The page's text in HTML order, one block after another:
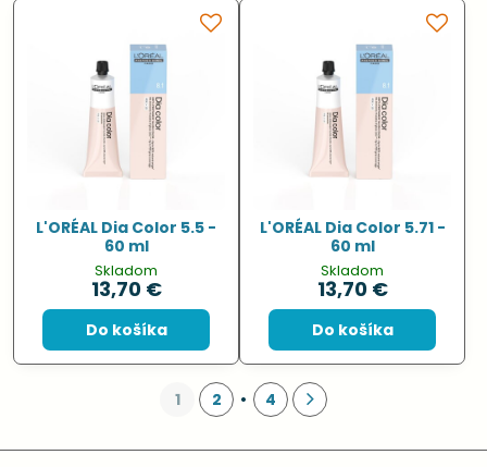
L'ORÉAL Dia Color 5.5 -
60 ml
Skladom
13,70 €
Do košíka
L'ORÉAL Dia Color 5.71 -
60 ml
Skladom
13,70 €
Do košíka
1 2 4